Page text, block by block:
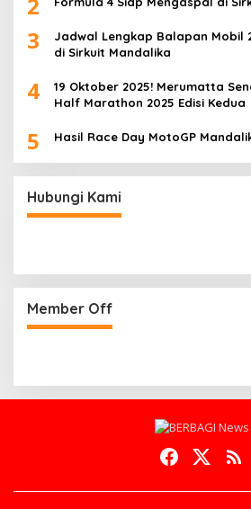
3
Jadwal Lengkap Balapan Mobil
di Sirkuit Mandalika
4
19 Oktober 2025! Merumatta
Half Marathon 2025 Edisi Kedua
5 Hasil Race Day MotoGP
Hubungi Kami
Member Off